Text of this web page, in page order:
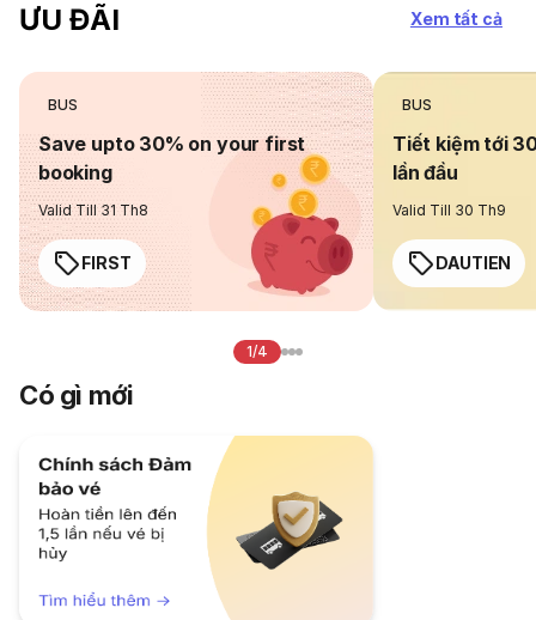
ƯU ĐÃI Xem tất cả
BUS
Save upto 30% on your first
booking
Valid Till 31 Th8
FIRST
BUS
Tiết kiệm tới
lần đầu
Valid Till 30 Th9
DAUTIEN
1/4
Có gì mới